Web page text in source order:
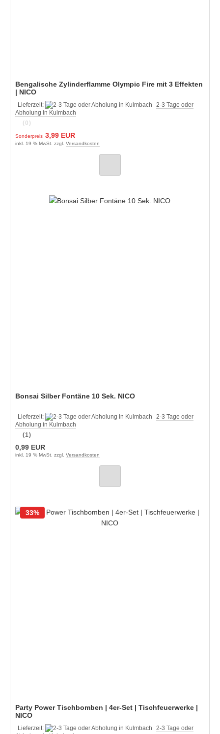
Bengalische Zylinderflamme Olympic Fire mit 3 Effekten
| NICO
Lieferzeit:
2-3 Tage oder
Abholung in Kulmbach
(0)
Sonderpreis 3,99 EUR
inkl. 19 % MwSt. zzgl. Versandkosten
Bonsai Silber Fontäne 10 Sek. NICO
Lieferzeit:
2-3 Tage oder
Abholung in Kulmbach
(1)
0,99 EUR
inkl. 19 % MwSt. zzgl. Versandkosten
Party Power Tischbomben | 4er-Set | Tischfeuerwerke |
NICO
Lieferzeit:
2-3 Tage oder
33%